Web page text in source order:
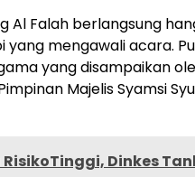
Al Falah berlangsung
yang mengawali acara.
yang disampaikan
Majelis Syamsi
RisikoTinggi, Dinkes